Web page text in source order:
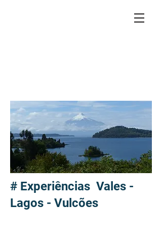
# Experiências Vales -
Lagos - Vulcões